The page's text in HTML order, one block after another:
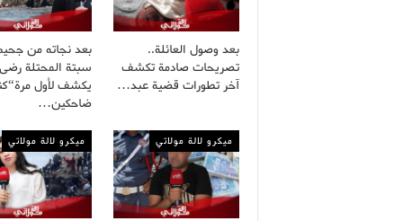
بعد وصول العائلة..
تصريحات صادمة تكشف
آخر تطورات قضية عبد…
بعد نجاته من
سبتة المحتلة رضى
يكشف لأول
ضاحكين…
ميكرو لالة مولاتي ميكرو لالة مولاتي